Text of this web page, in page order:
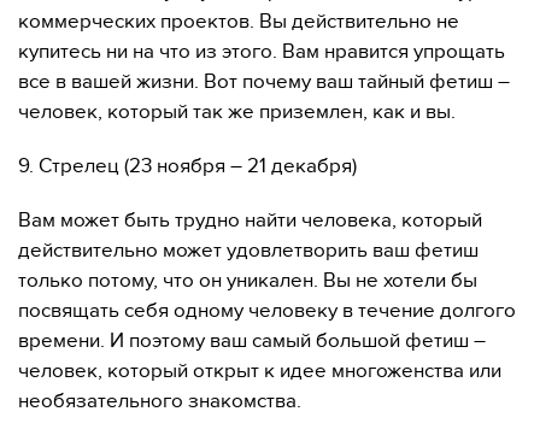
коммерческих проектов. Вы действительно не
купитесь ни на что из этого. Вам нравится упрощать
все в вашей жизни. Вот почему ваш тайный фетиш –
человек, который так же приземлен, как и вы.
9. Стрелец (23 ноября – 21 декабря)
Вам может быть трудно найти человека, который
действительно может удовлетворить ваш фетиш
только потому, что он уникален. Вы не хотели бы
посвящать себя одному человеку в течение долгого
времени. И поэтому ваш самый большой фетиш –
человек, который открыт к идее многоженства или
необязательного знакомства.